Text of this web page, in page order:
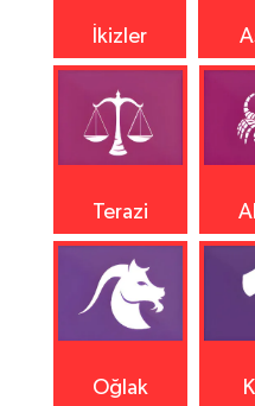
İkizler
Terazi
Oğlak